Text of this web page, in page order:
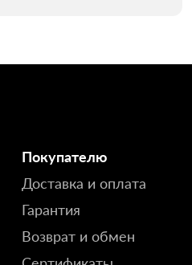
Покупателю
Доставка и оплата
Гарантия
Возврат и обмен